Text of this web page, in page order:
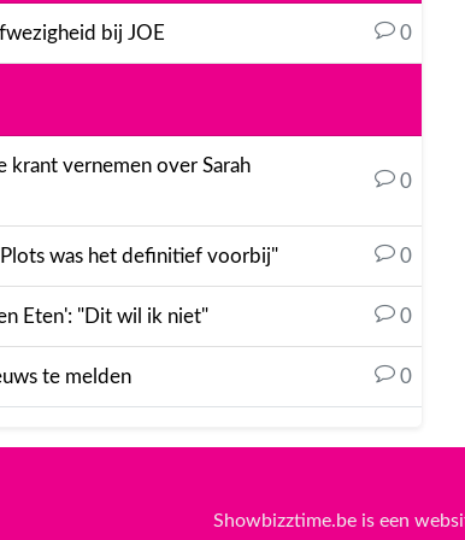
bij JOE 0
vernemen over Sarah
0
was het definitief voorbij" 0
Eten': "Dit wil ik niet" 0
te melden 0
Showbizztime.be is een